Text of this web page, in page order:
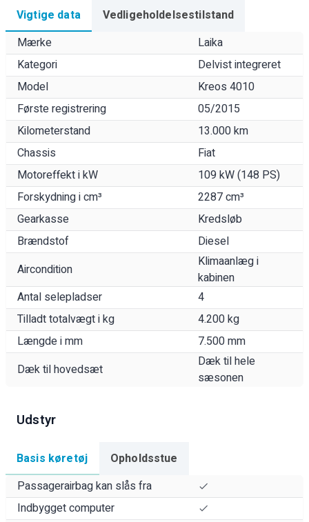
Vigtige data
Vedligeholdelsestilstand
Mærke
Laika
Kategori
Delvist integreret
Model
Kreos 4010
Første registrering
05/2015
Kilometerstand
13.000 km
Chassis
Fiat
Motoreffekt i kW
109 kW (148 PS)
Forskydning i cm³
2287 cm³
Gearkasse
Kredsløb
Brændstof
Diesel
Aircondition
Klimaanlæg i
kabinen
Antal selepladser
4
Tilladt totalvægt i kg
4.200 kg
Længde i mm
7.500 mm
Dæk til hovedsæt
Dæk til hele
sæsonen
Udstyr
Basis køretøj
Opholdsstue
Passagerairbag kan slås fra
Indbygget computer